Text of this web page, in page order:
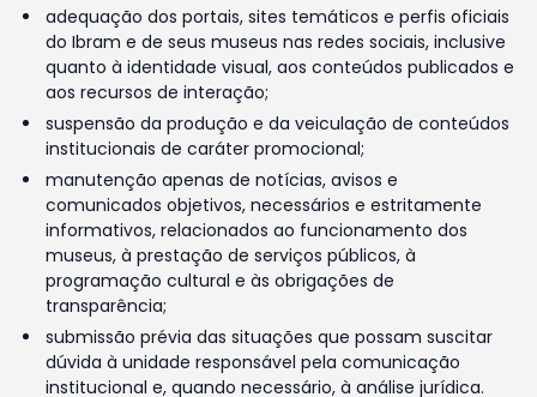
adequação dos portais, sites temáticos e perfis oficiais
do Ibram e de seus museus nas redes sociais, inclusive
quanto à identidade visual, aos conteúdos publicados e
aos recursos de interação;
suspensão da produção e da veiculação de conteúdos
institucionais de caráter promocional;
manutenção apenas de notícias, avisos e
comunicados objetivos, necessários e estritamente
informativos, relacionados ao funcionamento dos
museus, à prestação de serviços públicos, à
programação cultural e às obrigações de
transparência;
submissão prévia das situações que possam suscitar
dúvida à unidade responsável pela comunicação
institucional e, quando necessário, à análise jurídica.